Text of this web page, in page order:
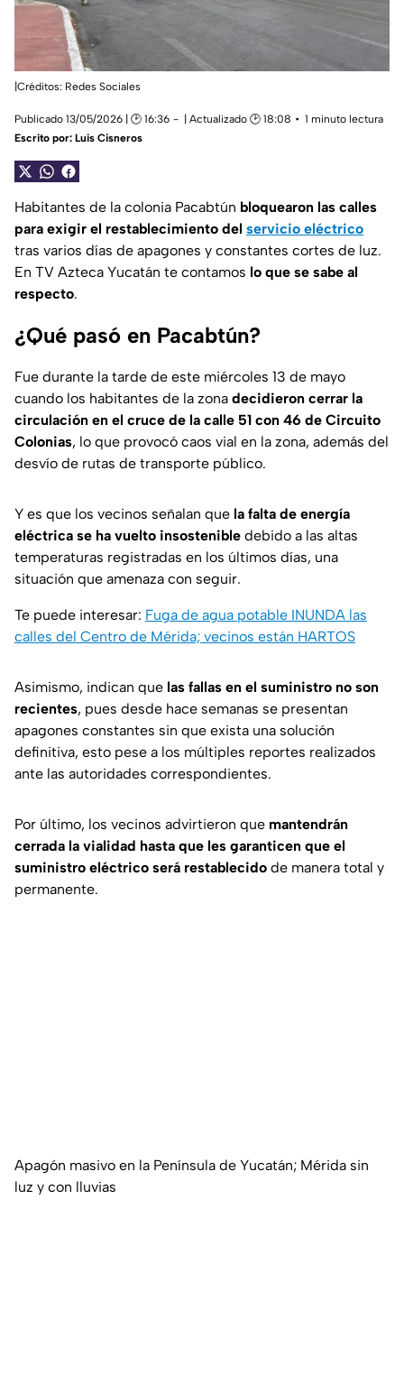
|Créditos: Redes Sociales
Publicado 13/05/2026 | 🕑 16:36 | Actualizado 🕑 18:08
1 minuto lectura
Escrito por: Luis Cisneros
Habitantes de la colonia Pacabtún bloquearon las calles
para exigir el restablecimiento del servicio eléctrico
tras varios días de apagones y constantes cortes de luz.
En TV Azteca Yucatán te contamos lo que se sabe al
respecto.
¿Qué pasó en Pacabtún?
Fue durante la tarde de este miércoles 13 de mayo
cuando los habitantes de la zona decidieron cerrar la
circulación en el cruce de la calle 51 con 46 de Circuito
Colonias, lo que provocó caos vial en la zona, además del
desvío de rutas de transporte público.
Y es que los vecinos señalan que la falta de energía
eléctrica se ha vuelto insostenible debido a las altas
temperaturas registradas en los últimos días, una
situación que amenaza con seguir.
Te puede interesar: Fuga de agua potable INUNDA las
calles del Centro de Mérida; vecinos están HARTOS
Asimismo, indican que las fallas en el suministro no son
recientes, pues desde hace semanas se presentan
apagones constantes sin que exista una solución
definitiva, esto pese a los múltiples reportes realizados
ante las autoridades correspondientes.
Por último, los vecinos advirtieron que mantendrán
cerrada la vialidad hasta que les garanticen que el
suministro eléctrico será restablecido de manera total y
permanente.
Apagón masivo en la Península de Yucatán; Mérida sin
luz y con lluvias